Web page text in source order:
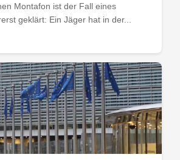
Montafon ist der Fall eines
geklärt: Ein Jäger hat in der...